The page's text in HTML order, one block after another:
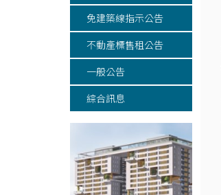
免建築線指示公告
不動產標售租公告
一般公告
綜合訊息